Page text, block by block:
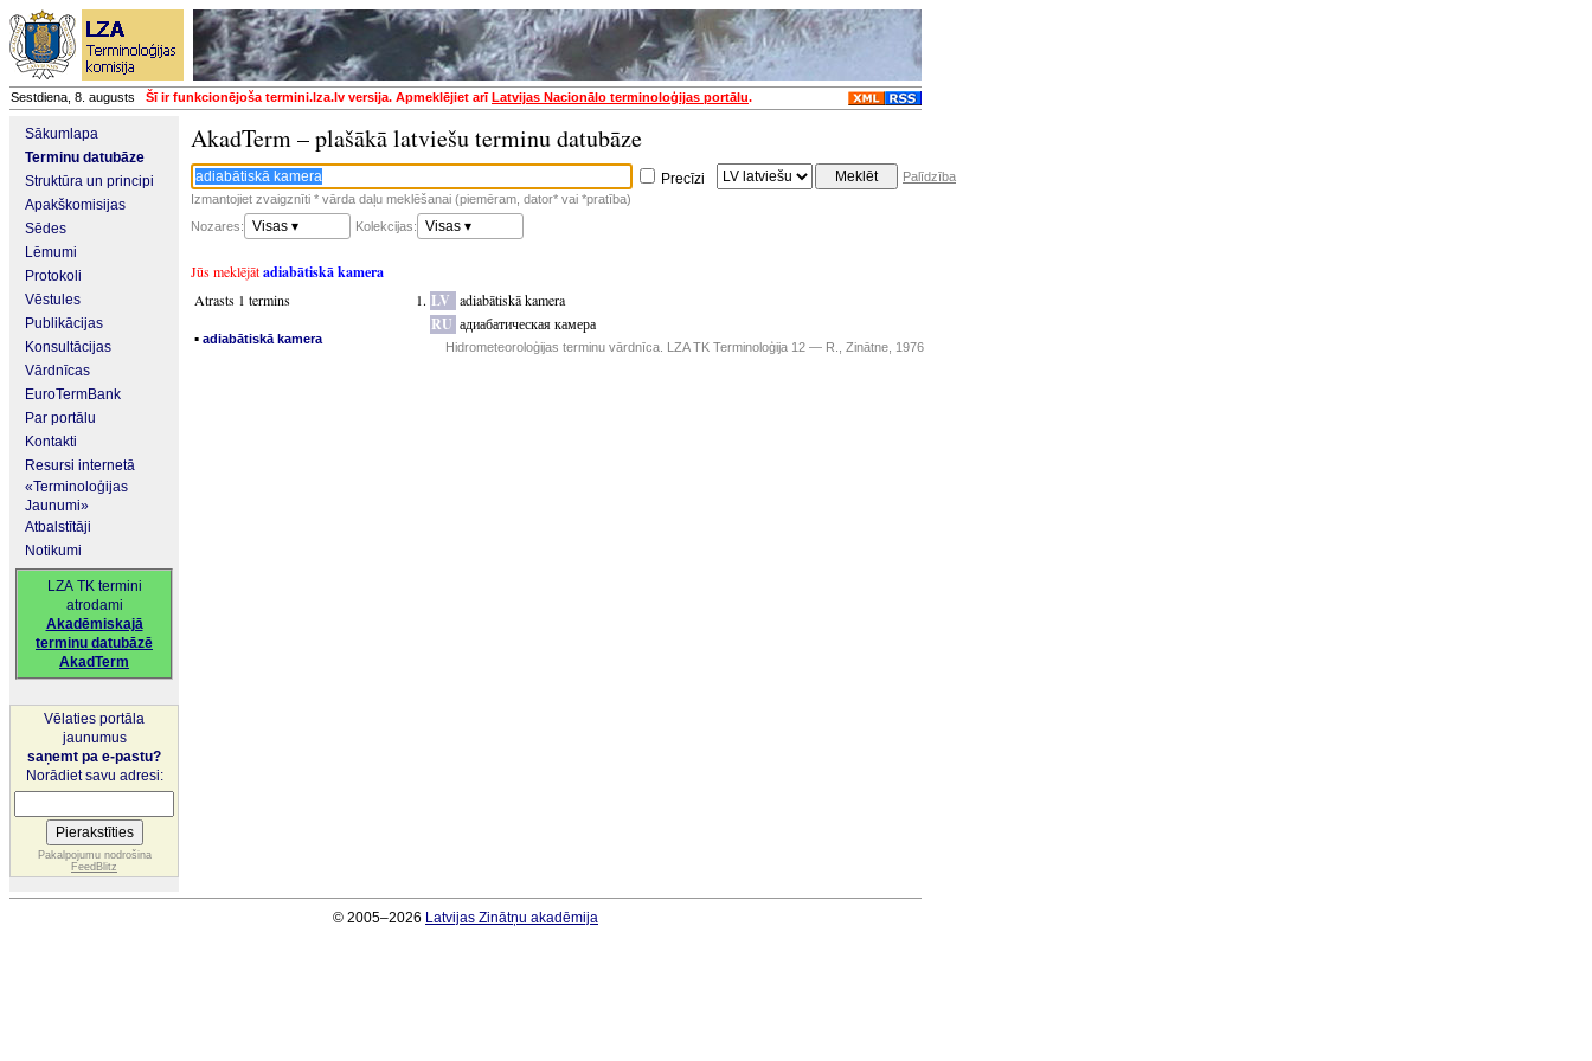
Sestdiena, 8. augusts Šī ir funkcionējoša termini.lza.lv versija. Apmeklējiet arīLatvijas Nacionālo terminoloģijas portālu.
Sākumlapa
Terminu datubāze
Struktūra un principi
Apakškomisijas
Sēdes
Lēmumi
Protokoli
Vēstules
Publikācijas
Konsultācijas
Vārdnīcas
EuroTermBank
Par portālu
Kontakti
Resursi internetā
«Terminoloģijas
Jaunumi»
Atbalstītāji
Notikumi
LZA TK termini
atrodami
Akadēmiskajā
terminu datubāzē
AkadTerm
Vēlaties portāla
jaunumus
saņemt pa e-pastu?
Norādiet savu adresi:
Pakalpojumu nodrošina
FeedBlitz
AkadTerm – plašākā latviešu terminu datubāze
Precīzi
Palīdzība
Izmantojiet zvaigznīti * vārda daļu meklēšanai (piemēram, dator* vai *pratība)
Nozares:
Visas ▾ Kolekcijas: Visas ▾
Jūs meklējātadiabātiskā kamera
Atrasts 1 termins
▪ adiabātiskā kamera
LV adiabātiskā kamera
RU адиабатическая камера
Hidrometeoroloģijas terminu vārdnīca. LZA TK Terminoloģija 12 — R., Zinātne, 1976
© 2005–2026 Latvijas Zinātņu akadēmija